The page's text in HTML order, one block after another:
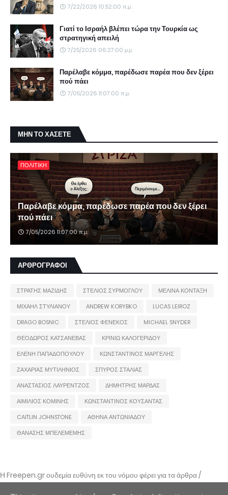
7/22/2026 10:52:00 π.μ.
Γιατί το Ισραήλ βλέπει τώρα την Τουρκία ως
στρατηγική απειλή
7/25/2026 06:27:00 μ.μ.
Παρέλαβε κόμμα, παρέδωσε παρέα που δεν ξέρει
πού πάει
7/05/2026 11:07:00 π.μ.
ΜΗΝ ΤΟ ΧΑΣΕΤΕ
ΠΟΛΙΤΙΚΗ
Παρέλαβε κόμμα, παρέδωσε παρέα που δεν ξέρει
πού πάει
7/05/2026 11:07:00 π.μ.
ΑΡΘΡΟΓΡΑΦΟΙ
ΣΤΡΑΤΗΣ ΜΑΖΙΔΗΣ ΣΤΕΛΙΟΣ ΣΥΡΜΟΓΛΟΥ
ΜΕΛΙΝΑ ΚΟΝΤΑΞΗ
ΜΙΧΑΗΛ ΣΤΥΛΙΑΝΟΥ
ANDREW KORYBKO
LUCAS LEIROZ
DRAGO BOSNIC
ΣΤΕΛΙΟΣ ΦΕΝΕΚΟΣ
MICHAEL SNYDER
ΘΕΟΔΩΡΟΣ ΚΑΤΣΑΝΕΒΑΣ
ΚΡΙΝΙΩ ΚΑΛΟΓΕΡΙΔΟΥ
ΕΛΕΝΗ ΠΑΠΑΔΟΠΟΥΛΟΥ
ΚΩΝΣΤΑΝΤΙΝΟΣ ΜΑΡΓΕΛΗΣ
ΖΑΧΑΡΙΑΣ ΜΥΤΙΛΗΝΙΟΣ
ΣΠΥΡΟΣ ΣΤΑΛΙΑΣ
ΑΝΑΣΤΑΣΙΟΣ ΛΑΥΡΕΝΤΖΟΣ
ΔΗΜΗΤΡΗΣ ΜΑΡΔΑΣ
ΑΙΜΙΛΙΟΣ ΚΟΜΙΝΗΣ
ΚΩΝΣΤΑΝΤΙΝΟΣ ΚΟΥΣΑΝΤΑΣ
CAITLIN JOHNSTONE
ΑΘΗΝΑ ΑΝΤΩΝΙΑΔΟΥ
ΘΑΝΑΣΗΣ ΜΠΕΛΕΜΕΜΗΣ
Η Freepen.gr ουδεμία ευθύνη εκ του νόμου φέρει για τα άρθρα /
αναρτήσεις που δημοσιεύονται και απηχούν τις απόψεις των συντακτών